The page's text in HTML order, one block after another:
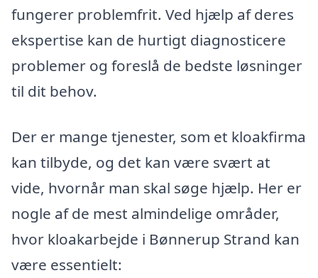
fungerer problemfrit. Ved hjælp af deres
ekspertise kan de hurtigt diagnosticere
problemer og foreslå de bedste løsninger
til dit behov.
Der er mange tjenester, som et kloakfirma
kan tilbyde, og det kan være svært at
vide, hvornår man skal søge hjælp. Her er
nogle af de mest almindelige områder,
hvor kloakarbejde i Bønnerup Strand kan
være essentielt: